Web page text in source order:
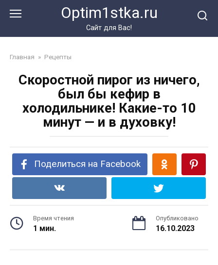
Optim1stka.ru
Сайт для Вас!
Главная » Рецепты
Скоростной пирог из ничего,
был бы кефир в
холодильнике! Какие-то 10
минут — и в духовку!
Поделиться на Facebook
Время чтения
1 мин.
Опубликовано
16.10.2023